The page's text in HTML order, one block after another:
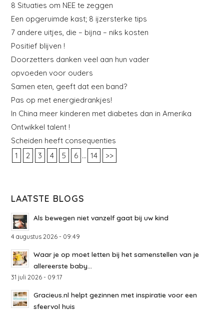
8 Situaties om NEE te zeggen
Een opgeruimde kast; 8 ijzersterke tips
7 andere uitjes, die – bijna – niks kosten
Positief blijven !
Doorzetters danken veel aan hun vader
opvoeden voor ouders
Samen eten, geeft dat een band?
Pas op met energiedrankjes!
In China meer kinderen met diabetes dan in Amerika
Ontwikkel talent !
Scheiden heeft consequenties
1
2 3 4 5 6 ... 14 >>
LAATSTE BLOGS
Als bewegen niet vanzelf gaat bij uw kind
4 augustus 2026 - 09:49
Waar je op moet letten bij het samenstellen van je
allereerste baby...
31 juli 2026 - 09:17
Gracieus.nl helpt gezinnen met inspiratie voor een
sfeervol huis